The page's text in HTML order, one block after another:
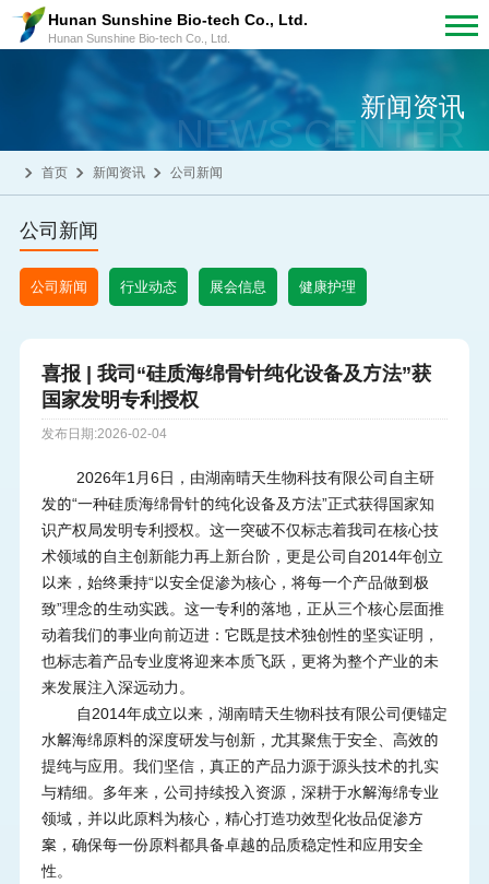
Hunan Sunshine Bio-tech Co., Ltd.
Hunan Sunshine Bio-tech Co., Ltd.
新闻资讯
NEWS CENTER
首页 新闻资讯 公司新闻
公司新闻
公司新闻 行业动态 展会信息 健康护理
喜报 | 我司“硅质海绵骨针纯化设备及方法”获
国家发明专利授权
发布日期:2026-02-04
2026年1月6日，由湖南晴天生物科技有限公司自主研
发的“一种硅质海绵骨针的纯化设备及方法”正式获得国家知
识产权局发明专利授权。这一突破不仅标志着我司在核心技
术领域的自主创新能力再上新台阶，更是公司自2014年创立
以来，始终秉持“以安全促渗为核心，将每一个产品做到极
致”理念的生动实践。这一专利的落地，正从三个核心层面推
动着我们的事业向前迈进：它既是技术独创性的坚实证明，
也标志着产品专业度将迎来本质飞跃，更将为整个产业的未
来发展注入深远动力。
自2014年成立以来，湖南晴天生物科技有限公司便锚定
水解海绵原料的深度研发与创新，尤其聚焦于安全、高效的
提纯与应用。我们坚信，真正的产品力源于源头技术的扎实
与精细。多年来，公司持续投入资源，深耕于水解海绵专业
领域，并以此原料为核心，精心打造功效型化妆品促渗方
案，确保每一份原料都具备卓越的品质稳定性和应用安全
性。